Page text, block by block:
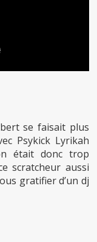
se faisait plus
Psykick Lyrikah
était donc trop
scratcheur aussi
gratifier d’un dj